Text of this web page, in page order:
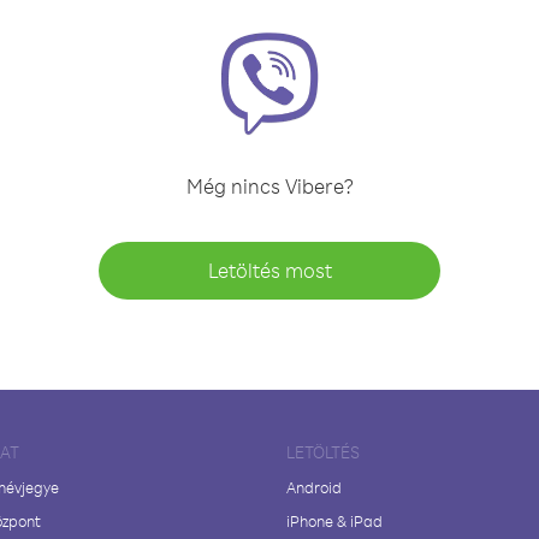
Még nincs Vibere?
Letöltés most
LETÖLTÉS
Android
iPhone & iPad